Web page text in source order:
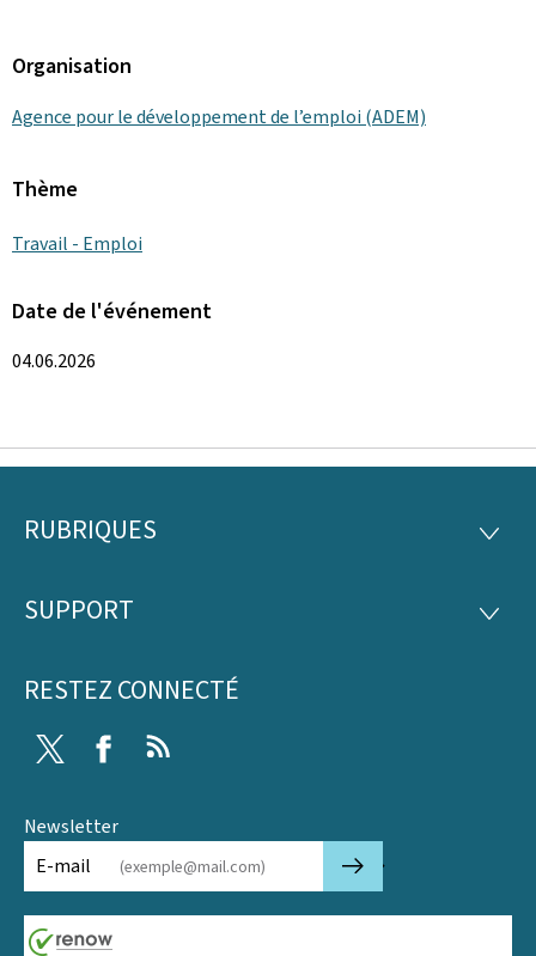
Organisation
Agence pour le développement de l’emploi (ADEM)
Thème
Travail - Emploi
Date de l'événement
04.06.2026
Pied
page
RUBRIQUES
SUPPORT
RESTEZ CONNECTÉ
Twitter Facebook
Newsletter
E-mail
🡒